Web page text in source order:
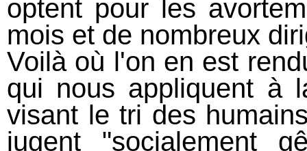
optent pour les
mois et de nombreux
Voilà où l'on en est
qui nous appliquent à
visant le tri des
jugent "socialement